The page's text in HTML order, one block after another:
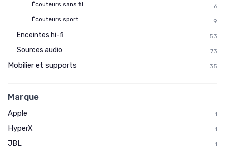
Écouteurs sans fil
6
Écouteurs sport
9
Enceintes hi-fi 53
Sources audio 73
Mobilier et supports 35
Marque
Apple 1
HyperX 1
JBL 1